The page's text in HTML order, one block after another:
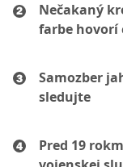
Nečakaný
farbe hovorí
Samozber
sledujte
Pred 19